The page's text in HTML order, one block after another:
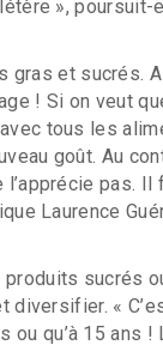
», poursuit-
gras et sucrés.
! Si on veut
tous les
goût. Au
pas. Il
Laurence
sucrés
diversifier. «
ou qu’à 15 ans